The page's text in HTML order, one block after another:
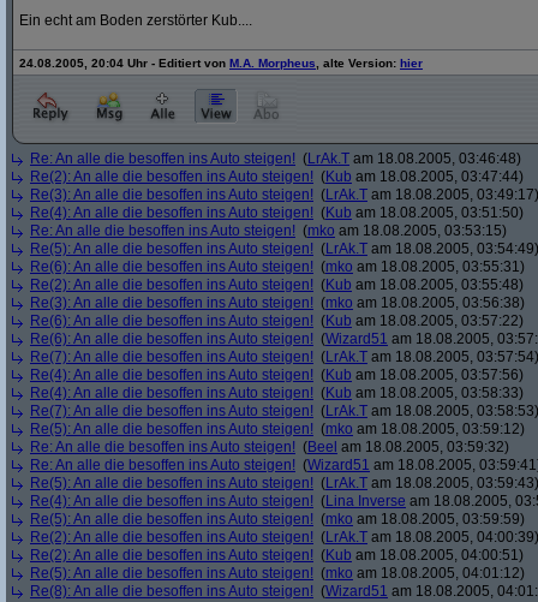
Ein echt am Boden zerstörter Kub....
24.08.2005, 20:04 Uhr - Editiert von M.A. Morpheus , alte Version: hier
Re: An alle die besoffen ins Auto steigen! (LrAk.T am 18.08.2005, 03:46:48)
Re(2): An alle die besoffen ins Auto steigen! (Kub am 18.08.2005, 03:47:44)
Re(3): An alle die besoffen ins Auto steigen! (LrAk.T am 18.08.2005, 03:49:17)
Re(4): An alle die besoffen ins Auto steigen! (Kub am 18.08.2005, 03:51:50)
Re: An alle die besoffen ins Auto steigen! (mko am 18.08.2005, 03:53:15)
Re(5): An alle die besoffen ins Auto steigen! (LrAk.T am 18.08.2005, 03:54:49)
Re(6): An alle die besoffen ins Auto steigen! (mko am 18.08.2005, 03:55:31)
Re(2): An alle die besoffen ins Auto steigen! (Kub am 18.08.2005, 03:55:48)
Re(3): An alle die besoffen ins Auto steigen! (mko am 18.08.2005, 03:56:38)
Re(6): An alle die besoffen ins Auto steigen! (Kub am 18.08.2005, 03:57:22)
Re(6): An alle die besoffen ins Auto steigen! (Wizard51 am 18.08.2005,
Re(7): An alle die besoffen ins Auto steigen! (LrAk.T am 18.08.2005, 03:57:54)
Re(4): An alle die besoffen ins Auto steigen! (Kub am 18.08.2005, 03:57:56)
Re(4): An alle die besoffen ins Auto steigen! (Kub am 18.08.2005, 03:58:33)
Re(7): An alle die besoffen ins Auto steigen! (LrAk.T am 18.08.2005, 03:58:53)
Re(5): An alle die besoffen ins Auto steigen! (mko am 18.08.2005, 03:59:12)
Re: An alle die besoffen ins Auto steigen! (Beel am 18.08.2005, 03:59:32)
Re: An alle die besoffen ins Auto steigen! (Wizard51 am 18.08.2005,
Re(5): An alle die besoffen ins Auto steigen! (LrAk.T am 18.08.2005, 03:59:43)
Re(4): An alle die besoffen ins Auto steigen! (Lina Inverse am 18.08.2005,
Re(5): An alle die besoffen ins Auto steigen! (mko am 18.08.2005, 03:59:59)
Re(2): An alle die besoffen ins Auto steigen! (LrAk.T am 18.08.2005, 04:00:39)
Re(2): An alle die besoffen ins Auto steigen! (Kub am 18.08.2005, 04:00:51)
Re(5): An alle die besoffen ins Auto steigen! (mko am 18.08.2005, 04:01:12)
Re(8): An alle die besoffen ins Auto steigen! (Wizard51 am 18.08.2005,